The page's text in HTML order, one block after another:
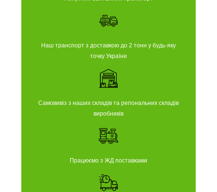
Наш транспорт з доставкою до 2 тонн у будь-яку
точку України
Самовивіз з наших складів та регіональних складів
виробників
Працюємо з ЖД поставками